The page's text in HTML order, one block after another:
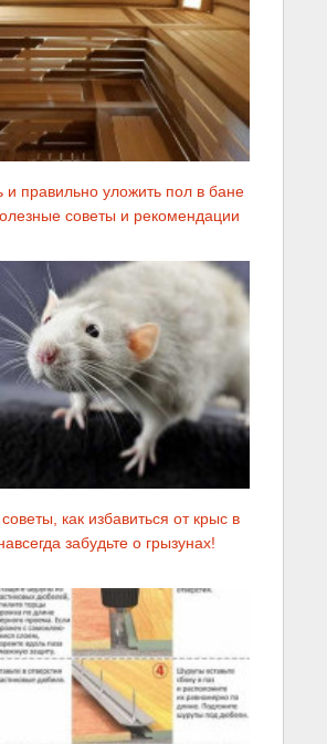
и правильно уложить пол в бане
советы и рекомендации
как избавиться от крыс в
забудьте о грызунах!